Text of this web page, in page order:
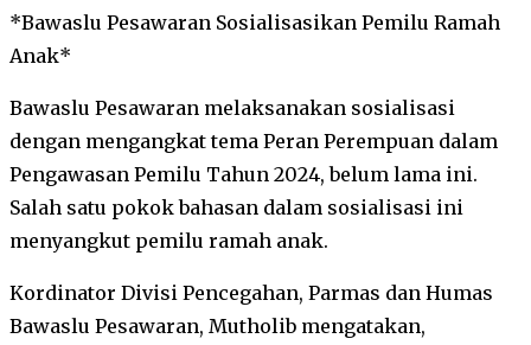
*Bawaslu Pesawaran Sosialisasikan Pemilu Ramah
Anak*
Bawaslu Pesawaran melaksanakan sosialisasi
dengan mengangkat tema Peran Perempuan dalam
Pengawasan Pemilu Tahun 2024, belum lama ini.
Salah satu pokok bahasan dalam sosialisasi ini
menyangkut pemilu ramah anak.
Kordinator Divisi Pencegahan, Parmas dan Humas
Bawaslu Pesawaran, Mutholib mengatakan,